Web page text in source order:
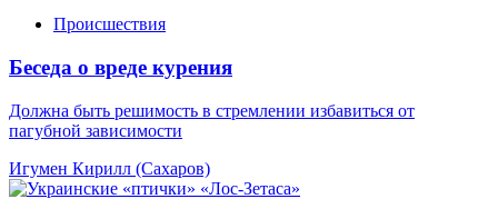
Происшествия
Беседа о вреде курения
Должна быть решимость в стремлении избавиться от
пагубной зависимости
Игумен Кирилл (Сахаров)